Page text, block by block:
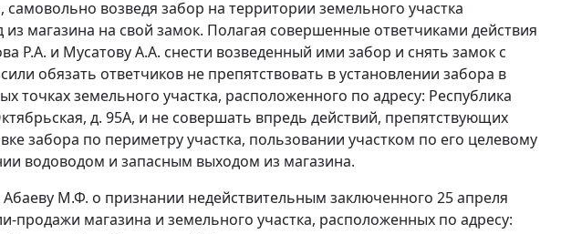
возведя забор на территории земельного участка
магазина на свой замок. Полагая совершенные ответчиками действия
Р.А. и Мусатову А.А. снести возведенный ими забор и снять замок с
обязать ответчиков не препятствовать в установлении забора в
точках земельного участка, расположенного по адресу: Республика
д. 95А, и не совершать впредь действий, препятствующих
забора по периметру участка, пользовании участком по его целевому
водоводом и запасным выходом из магазина.
М.Ф. о признании недействительным заключенного 25 апреля
магазина и земельного участка, расположенных по адресу: